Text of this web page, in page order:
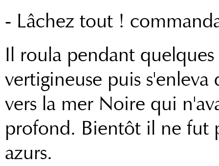
- Lâchez tout !
Il roula pendant
vertigineuse puis
vers la mer Noire qui
profond. Bientôt il ne fut
azurs.